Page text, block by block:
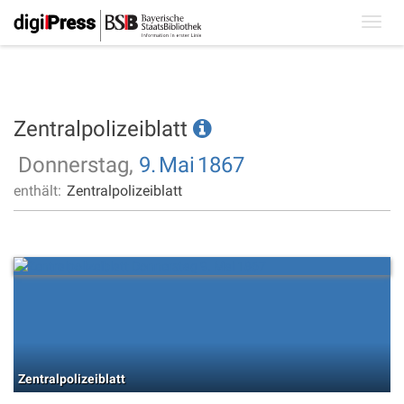
Zentralpolizeiblatt
Donnerstag, 9. Mai 1867
enthält: Zentralpolizeiblatt
Zentralpolizeiblatt